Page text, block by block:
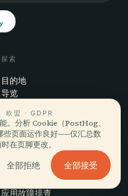
探索
目的地
导览
查看价格
下载
应用故障排查
欧盟 · GDPR
。分析 Cookie（PostHog、
页面运作良好——仅汇总数
在页脚更改。
全部拒绝 全部接受